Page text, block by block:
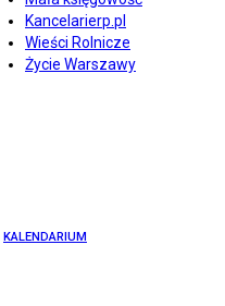
Kancelarierp.pl
Wieści Rolnicze
Życie Warszawy
KALENDARIUM